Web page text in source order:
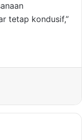
tetap kondusif,”